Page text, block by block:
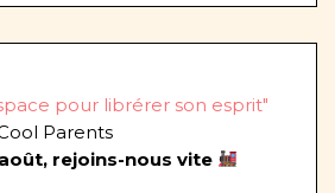
pour librérer son esprit"
Parents
rejoins-nous vite